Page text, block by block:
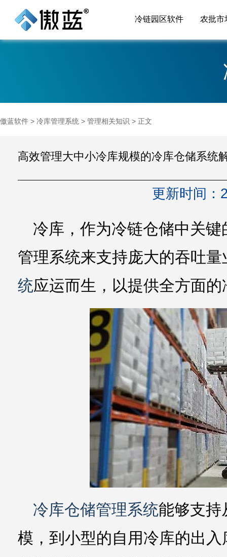
冷链园区软件 农批市
傲蓝软件 > 冷库管理系统 > 管理相关知识 > 正文
高效管理大中小冷库规模的冷库仓储系统
更新时间：
冷库，作为冷链仓储中关
管理系统来支持庞大的吞吐
统应运而生，以提供全方面
冷库仓储管理系统能够支持
模，到小型的自用冷库的出